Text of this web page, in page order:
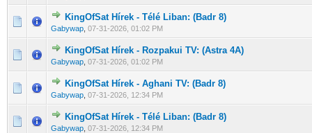
KingOfSat Hírek - Télé Liban: (Badr 8)
Gabywap 07-31-2026, 01:02 PM
0 Szavazat - 0 / 5 átlagban
12 345
KingOfSat Hírek - Rozpakui TV: (Astra 4A)
Gabywap 07-31-2026, 01:02 PM
0 Szavazat - 0 / 5 átlagban
12345
KingOfSat Hírek - Aghani TV: (Badr 8)
Gabywap 07-31-2026, 12:34 PM
0 Szavazat - 0 / 5 átlagban
1234 5
KingOfSat Hírek - Télé Liban: (Badr 8)
Gabywap 07-31-2026, 12:34 PM
0 Szavazat - 0 / 5 átlagban
12 345